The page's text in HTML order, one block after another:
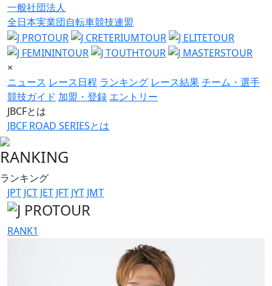
一般社団法人
全日本実業団自転車競技連盟
×
ニュース レース日程 ランキング レース結果チーム・選手
競技ガイド 加盟・登録 エントリー
JBCFとは
JBCF ROAD SERIESとは
RANKING
ランキング
JPT JCT JET JFT JYT JMT
RANK1